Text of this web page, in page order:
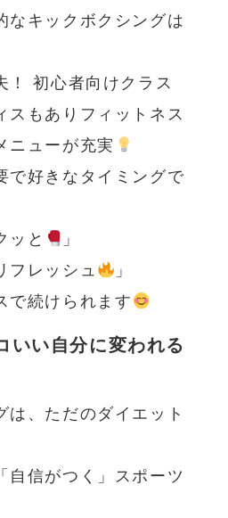
なキックボクシングは
！ 初心者向けクラス
スもありフィットネス
ニューが充実
で好きなタイミングで
ッと
」
フレッシュ
」
で続けられます
いい自分に変われる
は、ただのダイエット
自信がつく」スポーツ